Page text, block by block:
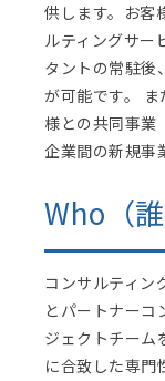
供します。お客
ルティングサー
タントの常駐後
が可能です。
様との共同事業
企業間の新規事
Who（誰
コンサルティン
とパートナーコ
ジェクトチーム
に合致した専門